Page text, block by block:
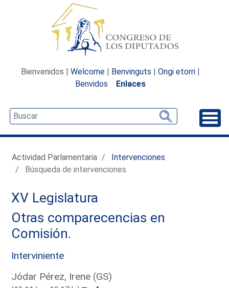
Bienvenidos | Welcome | Benvinguts | Ongi etorri |
Benvidos
Enlaces
Actividad Parlamentaria
Intervenciones
Búsqueda de intervenciones
XV Legislatura
Otras comparecencias en
Comisión.
Interviniente
Jódar Pérez, Irene (GS)